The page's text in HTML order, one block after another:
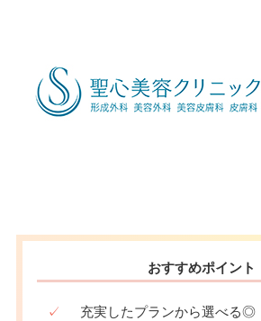
おすすめポイント
✓ 充実したプランから選べる◎